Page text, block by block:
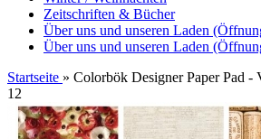
Zeitschriften & Bücher
Über uns und unseren Laden
Über uns und unseren Laden
Startseite » Colorbök Designer Paper Pad -
12